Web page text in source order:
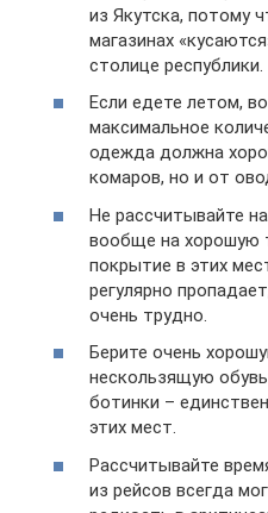
из Якутска, потому
магазинах
столице республики.
Если едете летом,
максимальное
одежда должна
комаров, но и от
Не рассчитывайте
вообще на хорошую
покрытие в этих
регулярно
очень трудно.
Берите очень
нескользящую
ботинки –
этих мест.
Рассчитывайте
из рейсов всегда